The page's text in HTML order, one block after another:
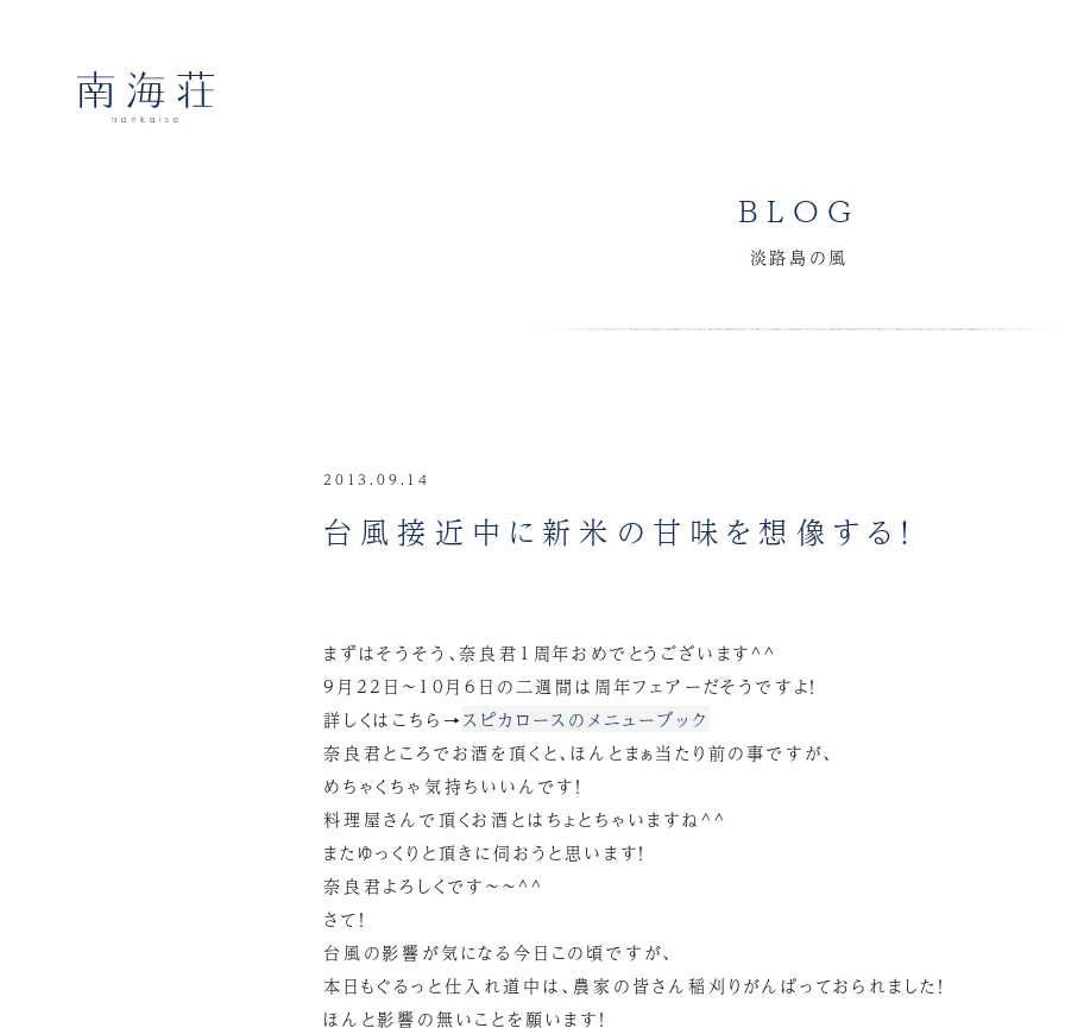
BLOG
淡路島の風
2013.09.14
台風接近中に新米の甘味を想像する！
まずはそうそう、奈良君1周年おめでとうございます^^
9月22日～10月6日の二週間は周年フェアーだそうですよ！
詳しくはこちら→スピカロースのメニューブック
奈良君ところでお酒を頂くと、ほんとまぁ当たり前の事ですが、
めちゃくちゃ気持ちいいんです！
料理屋さんで頂くお酒とはちょとちゃいますね^^
またゆっくりと頂きに伺おうと思います！
奈良君よろしくです～～^^
さて！
台風の影響が気になる今日この頃ですが、
本日もぐるっと仕入れ道中は、農家の皆さん稲刈りがんばっておられました！
ほんと影響の無いことを願います！